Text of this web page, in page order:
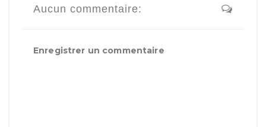
Aucun commentaire:
Enregistrer un commentaire